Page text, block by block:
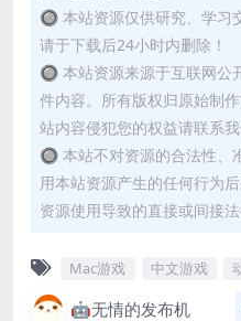
🔘 本站资源仅供研究、学习
请于下载后24小时内删除！
🔘 本站资源来源于互联网公
件内容。所有版权归原始制
站内容侵犯您的权益请联系我
🔘 本站不对资源的合法性、
用本站资源产生的任何行为
资源使用导致的直接或间接法
Mac游戏 中文游戏
🤖无情的发布机